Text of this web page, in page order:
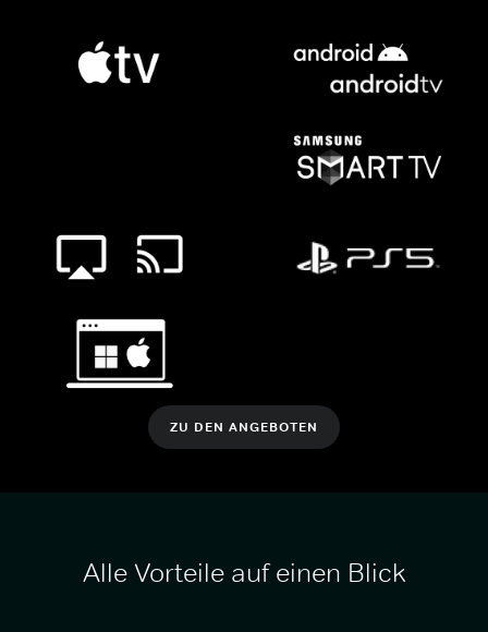
ZU DEN ANGEBOTEN
Alle Vorteile auf einen Blick